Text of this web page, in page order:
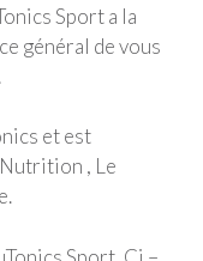
Sporta la
général de vous
et est
, Le